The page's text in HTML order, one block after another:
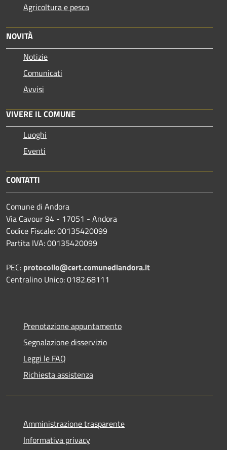
Agricoltura e pesca
NOVITÀ
Notizie
Comunicati
Avvisi
VIVERE IL COMUNE
Luoghi
Eventi
CONTATTI
Comune di Andora
Via Cavour 94 - 17051 - Andora
Codice Fiscale: 00135420099
Partita IVA: 00135420099
PEC: protocollo@cert.comunediandora.it
Centralino Unico: 0182.68111
Prenotazione appuntamento
Segnalazione disservizio
Leggi le FAQ
Richiesta assistenza
Amministrazione trasparente
Informativa privacy